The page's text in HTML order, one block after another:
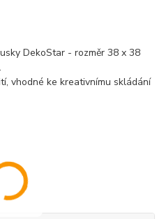
DekoStar - rozměr 38 x 38
vhodné ke kreativnímu skládání